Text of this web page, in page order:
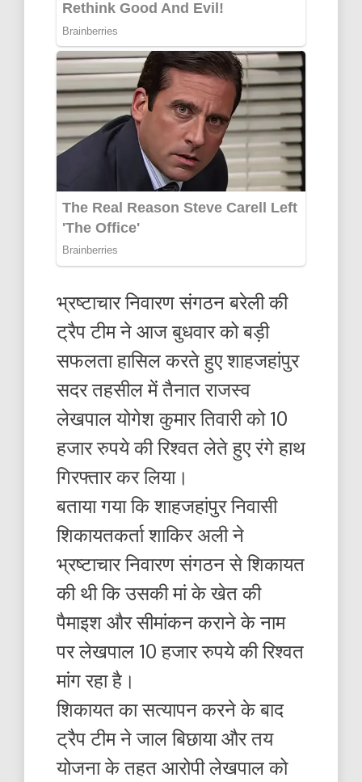
भ्रष्टाचार निवारण संगठन बरेली की
ट्रैप टीम ने आज बुधवार को बड़ी
सफलता हासिल करते हुए शाहजहांपुर
सदर तहसील में तैनात राजस्व
लेखपाल योगेश कुमार तिवारी को 10
हजार रुपये की रिश्वत लेते हुए रंगे हाथ
गिरफ्तार कर लिया।
बताया गया कि शाहजहांपुर निवासी
शिकायतकर्ता शाकिर अली ने
भ्रष्टाचार निवारण संगठन से शिकायत
की थी कि उसकी मां के खेत की
पैमाइश और सीमांकन कराने के नाम
पर लेखपाल 10 हजार रुपये की रिश्वत
मांग रहा है।
शिकायत का सत्यापन करने के बाद
ट्रैप टीम ने जाल बिछाया और तय
योजना के तहत आरोपी लेखपाल को